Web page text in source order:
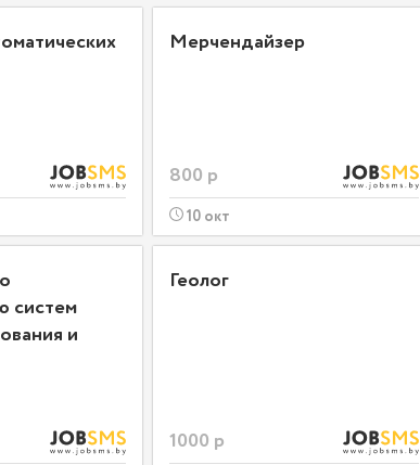
Мерчендайзер
800 р
10 окт
систем
и
Геолог
1000 р